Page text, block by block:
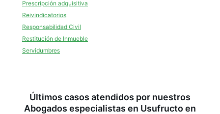
Prescripción adquisitiva
Reivindicatorios
Responsabilidad Civil
Restitución de Inmueble
Servidumbres
Últimos casos atendidos por nuestros
Abogados especialistas en Usufructo en